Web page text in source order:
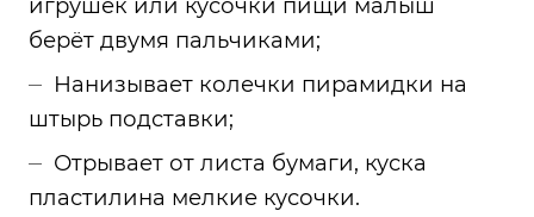
берёт двумя пальчиками;
Нанизывает колечки пирамидки на
штырь подставки;
Отрывает от листа бумаги, куска
пластилина мелкие кусочки.